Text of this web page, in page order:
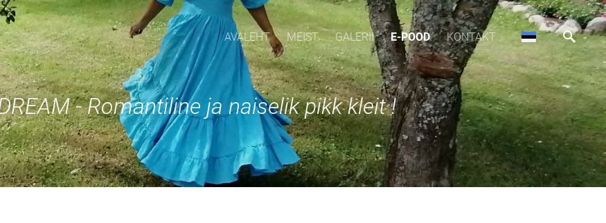
AVALEHT MEIST GALERII E-POOD KONTAKT
- Romantiline ja naiselik pikk kleit !